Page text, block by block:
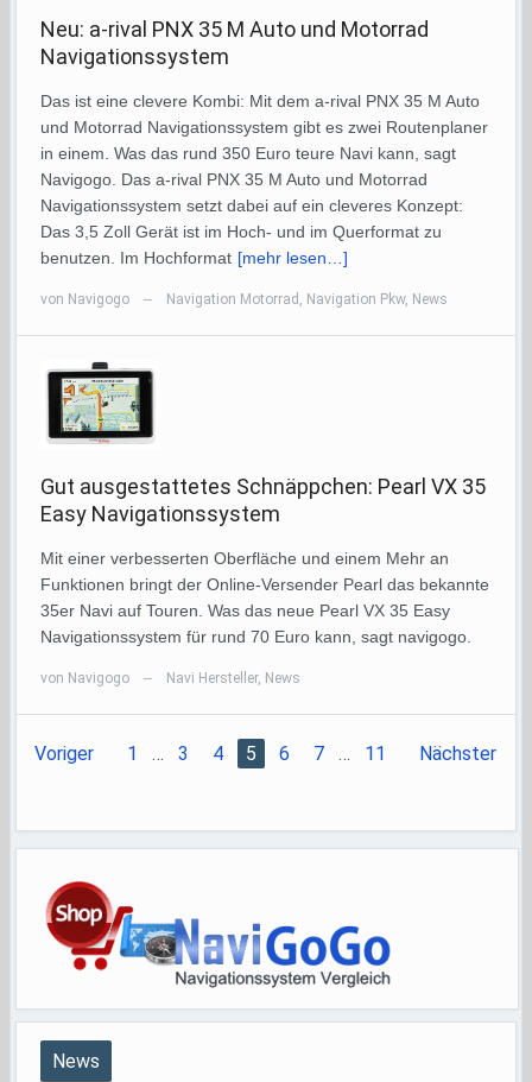
Neu: a-rival PNX 35 M Auto und Motorrad
Navigationssystem
Das ist eine clevere Kombi: Mit dem a-rival PNX 35 M Auto
und Motorrad Navigationssystem gibt es zwei Routenplaner
in einem. Was das rund 350 Euro teure Navi kann, sagt
Navigogo. Das a-rival PNX 35 M Auto und Motorrad
Navigationssystem setzt dabei auf ein cleveres Konzept:
Das 3,5 Zoll Gerät ist im Hoch- und im Querformat zu
benutzen. Im Hochformat [mehr lesen…]
von Navigogo — Navigation Motorrad , Navigation Pkw, News
Gut ausgestattetes Schnäppchen: Pearl VX 35
Easy Navigationssystem
Mit einer verbesserten Oberfläche und einem Mehr an
Funktionen bringt der Online-Versender Pearl das bekannte
35er Navi auf Touren. Was das neue Pearl VX 35 Easy
Navigationssystem für rund 70 Euro kann, sagt navigogo.
von Navigogo — Navi Hersteller, News
Voriger 1 … 3 4 5 6 7 … 11 Nächster
News